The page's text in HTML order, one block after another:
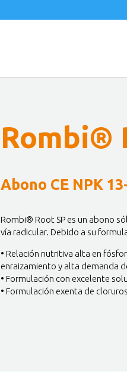
Rombi®
Abono CE NPK
Rombi® Root SP es un abono
vía radicular. Debido a su
• Relación nutritiva alta en
enraizamiento y alta demanda
• Formulación con excelente
• Formulación exenta de